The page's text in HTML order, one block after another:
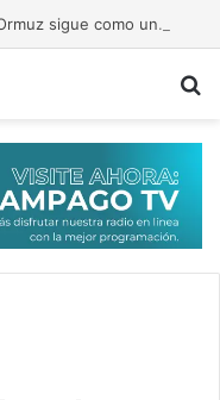
Irán y EE.UU. bajan el tono, pero Ormuz sigue como una bomba a punto de estallar